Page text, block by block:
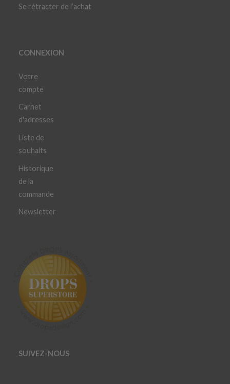
Se rétracter de l’achat
CONNEXION
Votre
compte
Carnet
d'adresses
Liste de
souhaits
Historique
de la
commande
Newsletter
SUIVEZ-NOUS